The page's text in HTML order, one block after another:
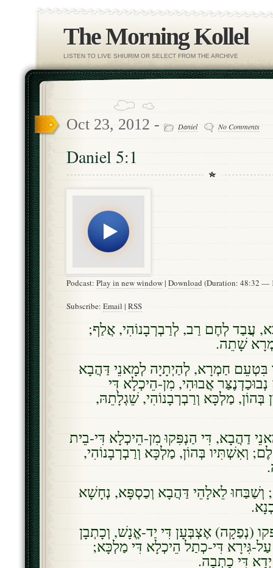
The Morning Kollel
LISTEN TO LIVE SHIURIM OR SELECT FROM THE ARCHIVE
Oct 23, 2012 - Daniel No Comments
Daniel 5:1
Podcast: Play in new window| Download (Duration: 48:32 —
Subscribe: Email | RSS
עֲבַד לְחֶם רַב, לְרַבְרְבָנוֹהִי, אֲלַף;
שָׁתֵה.
חַמְרָא, לְהַיְתָיָה לְמָאנֵי דַּהֲבָא
אֲבוּהִי, מִן-הֵיכְלָא דִּי
בְּהוֹן, מַלְכָּא וְרַבְרְבָנוֹהִי, שֵׁגְלָתֵהּ,
דַהֲבָא, דִּי הַנְפִּקוּ מִן-הֵיכְלָא דִּי-בֵית
וְאִשְׁתִּיו בְּהוֹן, מַלְכָּא וְרַבְרְבָנוֹהִי,
לֵאלָהֵי דַּהֲבָא וְכַסְפָּא, נְחָשָׁא
(נְפַקָה) אֶצְבְּעָן דִּי יַד-אֱנָשׁ, וְכָתְבָן
גִּירָא דִּי-כְתַל הֵיכְלָא דִּי מַלְכָּא;
דִּי כָתְבָה.